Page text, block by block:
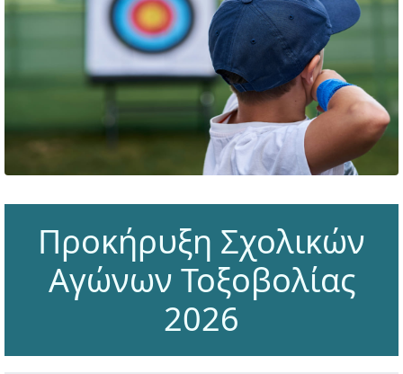
Προκήρυξη Σχολικών
Αγώνων Τοξοβολίας
2026